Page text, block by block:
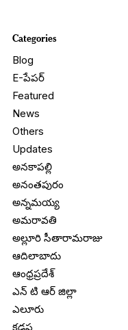
Categories
Blog
E-పేపర్
Featured
News
Others
Updates
అనకాపల్లి
అనంతపురం
అన్నమయ్య
అమరావతి
అల్లూరి సీతారామరాజు
ఆదిలాబాదు
ఆంధ్రప్రదేశ్
ఎన్ టి ఆర్ జిల్లా
ఎలూరు
కడప